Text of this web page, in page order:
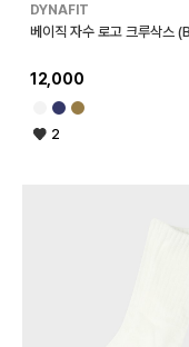
DYNAFIT
베이직 자수 로고 크루삭스
12,000
2